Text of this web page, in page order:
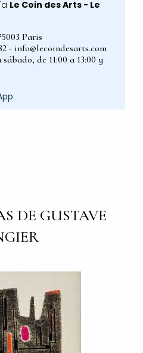
Le Coin des Arts - Le
Paris
- info@lecoindesarts.com
de 11:00 a 13:00 y
DE GUSTAVE